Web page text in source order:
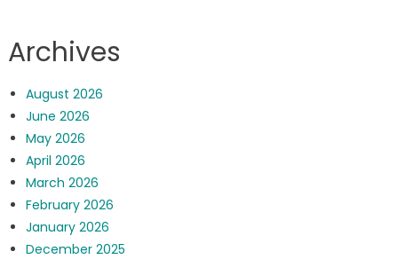
Archives
August 2026
June 2026
May 2026
April 2026
March 2026
February 2026
January 2026
December 2025